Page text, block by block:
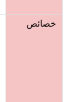
خصائص